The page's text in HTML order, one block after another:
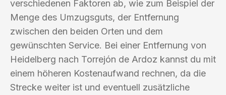
verschiedenen Faktoren ab, wie zum Beispiel der
Menge des Umzugsguts, der Entfernung
zwischen den beiden Orten und dem
gewünschten Service. Bei einer Entfernung von
Heidelberg nach Torrejón de Ardoz kannst du mit
einem höheren Kostenaufwand rechnen, da die
Strecke weiter ist und eventuell zusätzliche